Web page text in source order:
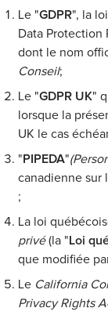
Le "GDPR", la
Data Protection
dont le nom
Conseil;
Le "GDPR UK"
lorsque la
UK le cas
" PIPEDA"
canadienne sur
;
La loi
privé(la " Loi
que modifiée
Le California
Privacy Rights